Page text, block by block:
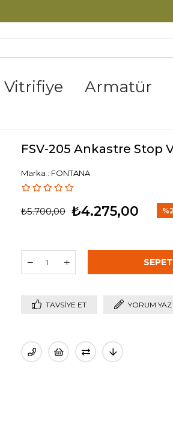
Vitrifiye Armatür
FSV-205 Ankastre Stop
Marka : FONTANA
₺5.700,00 ₺4.275,00 %
TAVSIYE ET YORUM YAZ